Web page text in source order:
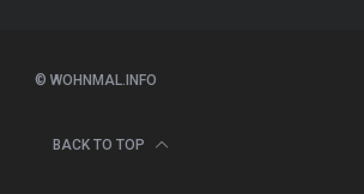
© WOHNMAL.INFO
BACK TO TOP